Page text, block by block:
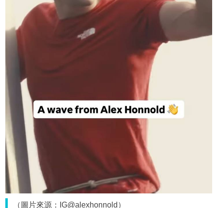
（圖片來源：IG@alexhonnold）